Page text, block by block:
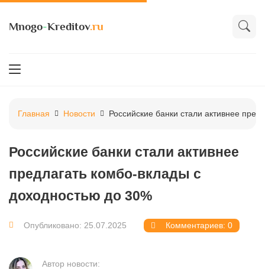
Mnogo-Kreditov.ru
Главная Новости Российские банки стали активнее
Российские банки стали активнее
предлагать комбо-вклады с
доходностью до 30%
Опубликовано: 25.07.2025 Комментариев: 0
Автор новости: